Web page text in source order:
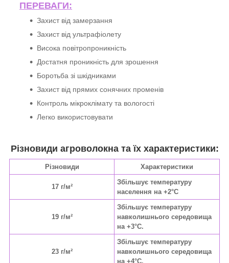
ПЕРЕВАГИ:
Захист від замерзання
Захист від ультрафіолету
Висока повітропроникність
Достатня проникність для зрошення
Боротьба зі шкідниками
Захист від прямих сонячних променів
Контроль мікроклімату та вологості
Легко використовувати
Різновиди агроволокна та їх характеристики:
Різновиди Характеристики
17 г/м²
Збільшує температуру
населення на +2°C
19 г/м²
Збільшує температуру
навколишнього середовища
на +3°C.
23 г/м²
Збільшує температуру
навколишнього середовища
на +4°C.